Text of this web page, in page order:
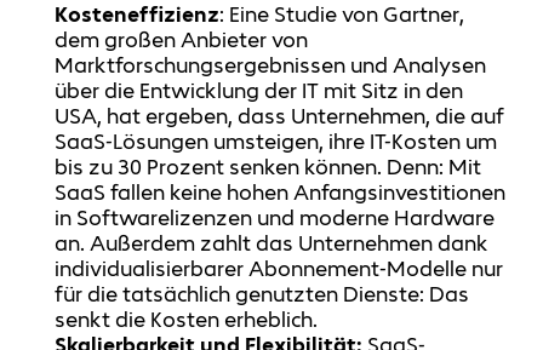
Kosteneffizienz: Eine Studie von Gartner,
dem großen Anbieter von
Marktforschungsergebnissen und Analysen
über die Entwicklung der IT mit Sitz in den
USA, hat ergeben, dass Unternehmen, die auf
SaaS-Lösungen umsteigen, ihre IT-Kosten um
bis zu 30 Prozent senken können. Denn: Mit
SaaS fallen keine hohen Anfangsinvestitionen
in Softwarelizenzen und moderne Hardware
an. Außerdem zahlt das Unternehmen dank
individualisierbarer Abonnement-Modelle nur
für die tatsächlich genutzten Dienste: Das
senkt die Kosten erheblich.